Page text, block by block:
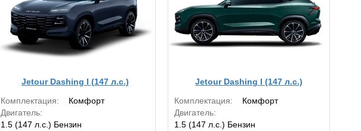
Jetour Dashing I (147 л.с.)
Комплектация:
Комфорт
Двигатель:
1.5 (147 л.с.) Бензин
Jetour Dashing I (147 л.с.)
Комплектация:
Комфорт
Двигатель:
1.5 (147 л.с.) Бензин